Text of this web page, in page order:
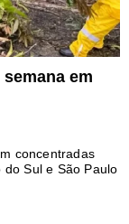
em
concentradas
Sul e São Paulo